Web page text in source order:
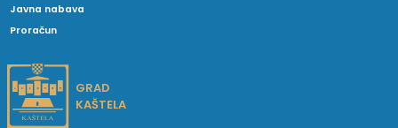
Javna nabava
Proračun
GRAD
KAŠTELA